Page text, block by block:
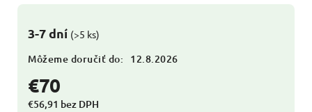
€70
€56,91 bez DPH
3-7 dní (>5 ks)
Môžeme doručiť do: 12.8.2026